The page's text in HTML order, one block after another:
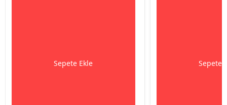
Sepete Ekle Sepete